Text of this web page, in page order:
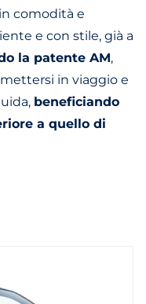
comodità e
e con stile, già a
la patente AM,
in viaggio e
beneficiando
a quello di